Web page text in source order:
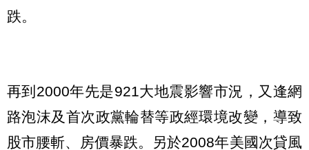
跌。
再到2000年先是921大地震影響市況，又逢網
路泡沫及首次政黨輪替等政經環境改變，導致
股市腰斬、房價暴跌。另於2008年美國次貸風